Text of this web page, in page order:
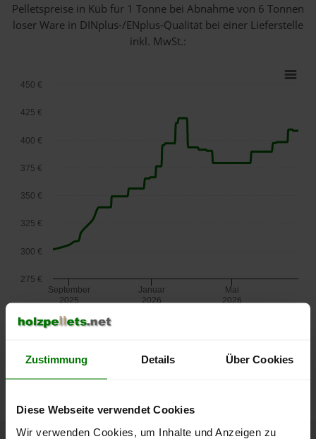
Zustimmung Details Über Cookies
Diese Webseite verwendet Cookies
Wir verwenden Cookies, um Inhalte und Anzeigen zu
Pelletspreise in Küb für 1 Tonne bei Abnahmevon 6 Tonnen
loser Ware in DINplus-/ENplus-Qualität bei einer Lieferstelle
inkl. MwSt.:
September
2025
Januar
2026
Mai
2026
275 €
300 €
325 €
350 €
375 €
400 €
425 €
450 €
Die aktuelle Preisentwicklung für Holzpellets in Österreich
können Sie jederzeit auf unserer
Pelletspreise-Seite